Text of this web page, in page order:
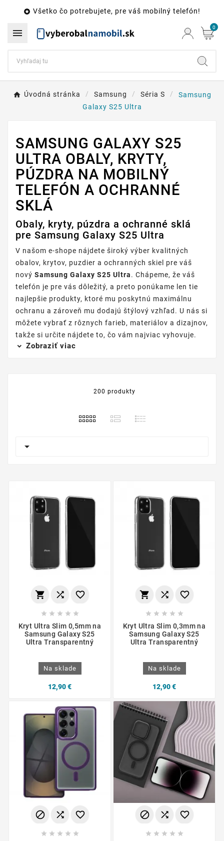
 Všetko čo potrebujete, pre váš mobilný telefón!
 0
Úvodná stránka Samsung Séria S
Samsung
Galaxy S25 Ultra
SAMSUNG GALAXY S25
ULTRA OBALY, KRYTY,
PÚZDRA NA MOBILNÝ
TELEFÓN A OCHRANNÉ
SKLÁ
Obaly, kryty, púzdra a ochranné sklá
pre Samsung Galaxy S25 Ultra
V našom e-shope nájdete široký výber kvalitných
obalov, krytov, puzdier a ochranných skiel pre váš
nový Samsung Galaxy S25 Ultra. Chápeme, že váš
telefón je pre vás dôležitý, a preto ponúkame len tie
najlepšie produkty, ktoré mu poskytnú maximálnu
ochranu a zároveň mu dodajú štýlový vzhľad. U nás si
môžete vybrať z rôznych farieb, materiálov a dizajnov,
takže si určite nájdete to, čo vám najviac vyhovuje.
Zobraziť viac
200 produkty

  
    
Kryt Ultra Slim 0,5mm na
Samsung Galaxy S25
Ultra Transparentný
Na sklade
12,90 €
  
    
Kryt Ultra Slim 0,3mm na
Samsung Galaxy S25
Ultra Transparentný
Na sklade
12,90 €
  
    
  
    